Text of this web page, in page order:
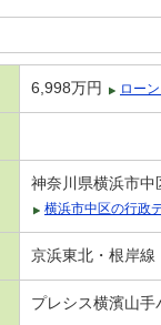
6,998万円 ロー
神奈川県横浜市中
横浜市中区の行政
京浜東北・根岸
プレシス横濱山